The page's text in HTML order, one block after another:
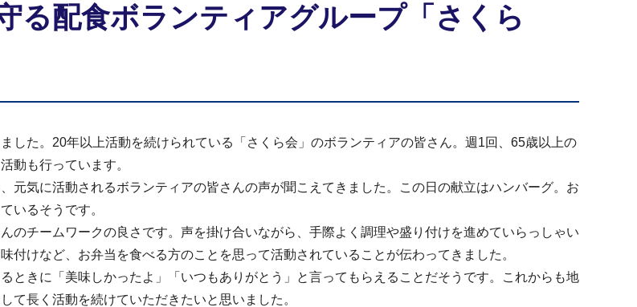
る配食ボランティアグループ「さくら
た。20年以上活動を続けられている「さくら会」のボランティアの皆さん。週1回、65歳以上の
動も行っています。
気に活動されるボランティアの皆さんの声が聞こえてきました。この日の献立はハンバーグ。お
いるそうです。
チームワークの良さです。声を掛け合いながら、手際よく調理や盛り付けを進めていらっしゃい
付けなど、お弁当を食べる方のことを思って活動されていることが伝わってきました。
きに「美味しかったよ」「いつもありがとう」と言ってもらえることだそうです。これからも地
て長く活動を続けていただきたいと思いました。